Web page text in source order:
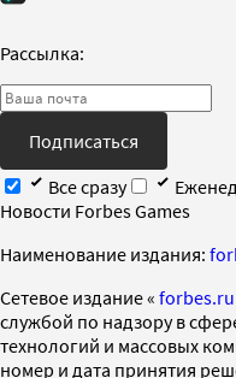
Рассылка:
Подписаться
Все сразу
Новости Forbes Games
Наименование издания:
Cетевое издание « forbes.ru
службой по надзору в
технологий и массовых
номер и дата принятия